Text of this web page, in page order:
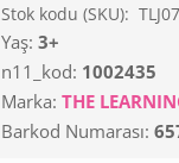
Stok kodu (SKU):
Yaş: 3+
n11_kod: 1002435
Marka: THE
Barkod Numarası: